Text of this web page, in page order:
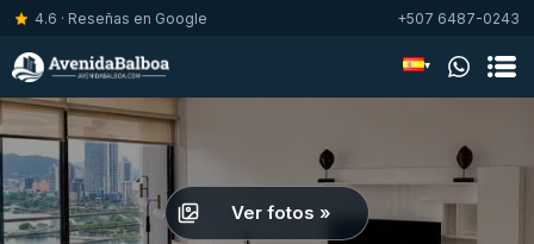
4.6 · Reseñas en Google +507 6487-0243
▾
Ver fotos »